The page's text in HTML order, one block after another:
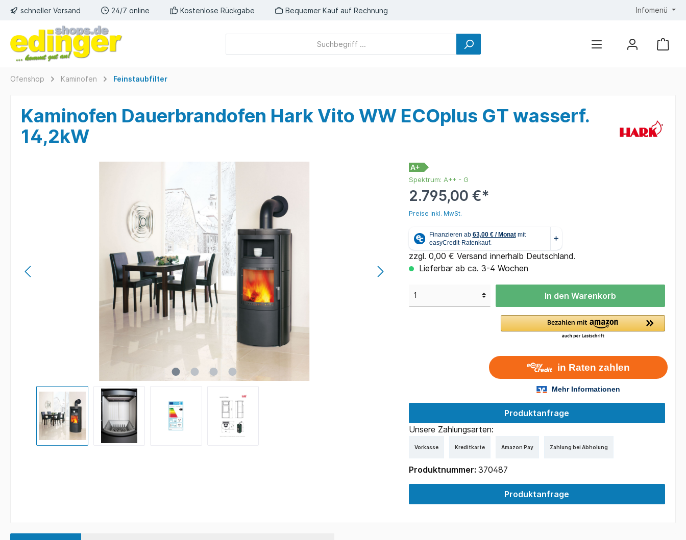
schneller Versand 24/7 online Kostenlose Rückgabe Bequemer Kauf auf Rechnung Infomenü
Ofenshop Kaminofen Feinstaubfilter
Kaminofen Dauerbrandofen Hark Vito WW ECOplus GT wasserf.
14,2kW
A+
Spektrum: A++ - G
2.795,00 €*
Preise inkl. MwSt.
zzgl. 0,00 € Versand innerhalb Deutschland.
Lieferbar ab ca. 3-4 Wochen
In den Warenkorb
Produktanfrage
Unsere Zahlungsarten:
Vorkasse Kreditkarte Amazon Pay Zahlung bei Abholung
Produktnummer: 370487
Produktanfrage